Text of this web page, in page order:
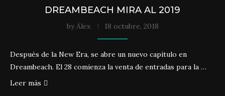
DREAMBEACH MIRA AL 2019
byÁlex 18 octubre, 2018
Después de la New Era, se abre un nuevo capítulo en
Dreambeach. El 28 comienza la venta de entradas para la …
Leer más